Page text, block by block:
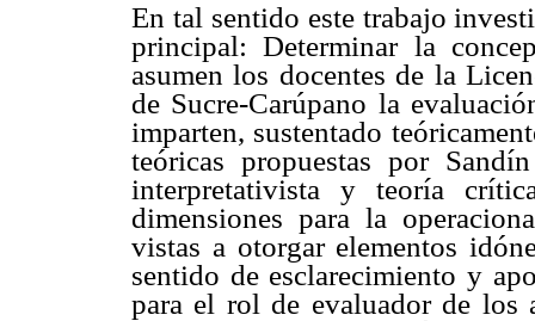
En tal sentido este trabajo
principal: Determinar la
asumen los docentes de la
de Sucre-Carúpano la
imparten, sustentado
teóricas propuestas por
interpretativista y teoría
dimensiones para la
vistas a otorgar elementos
sentido de esclarecimiento y
para el rol de evaluador de los